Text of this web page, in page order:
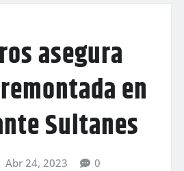
asegura
en
Sultanes
Abr 24, 2023 0